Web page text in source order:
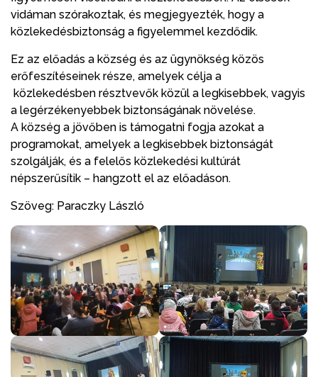
vidáman szórakoztak, és megjegyezték, hogy a
közlekedésbiztonság a figyelemmel kezdődik.
Ez az előadás a község és az ügynökség közös
erőfeszítéseinek része, amelyek célja a
közlekedésben résztvevők közül a legkisebbek, vagyis
a legérzékenyebbek biztonságának növelése.
A község a jövőben is támogatni fogja azokat a
programokat, amelyek a legkisebbek biztonságát
szolgálják, és a felelős közlekedési kultúrát
népszerűsítik – hangzott el az előadáson.
Szöveg: Paraczky László